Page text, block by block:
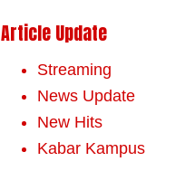
Article Update
Streaming
News Update
New Hits
Kabar Kampus